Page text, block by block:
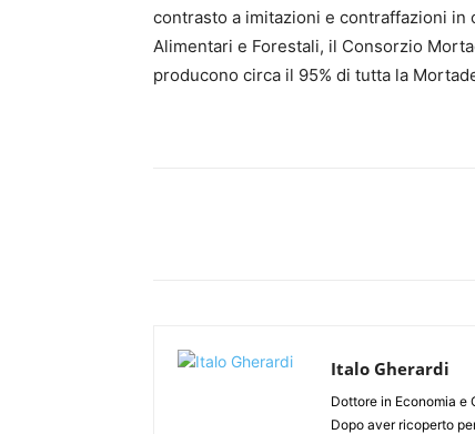
contrasto a imitazioni e contraffazioni
Alimentari e Forestali, il Consorzio
producono circa il 95% di tutta la
Italo Gherardi
Dottore in Economia e
Dopo aver ricoperto